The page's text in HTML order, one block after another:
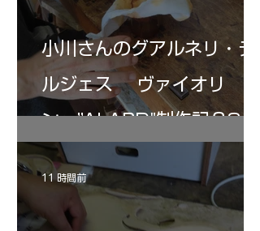
小川さんのグアルネリ・デ
ルジェス ヴァイオリ
ン ”ALARD"制作記３8
11 時間前